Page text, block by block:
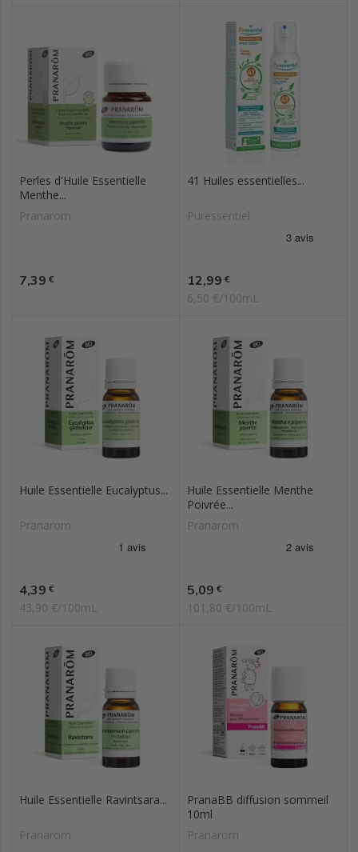
Perles d'Huile Essentielle
Menthe...
Pranarom
Prix
7,39 €
41 Huiles essentielles...
Puressentiel
Prix
12,99 €
6,50 €/100mL
Huile Essentielle Eucalyptus...
Pranarom
Prix
4,39 €
43,90 €/100mL
Huile Essentielle Menthe
Poivrée...
Pranarom
Prix
5,09 €
101,80 €/100mL
Huile Essentielle Ravintsara...
Pranarom
PranaBB diffusion sommeil
10ml
Pranarom